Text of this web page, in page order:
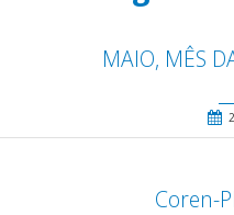
MAIO, MÊS
Coren-